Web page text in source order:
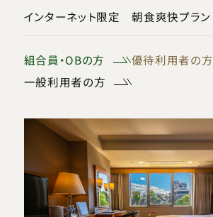
インターネット限定 朝食爽快プラン
組合員・OBの方
優待利用者の方
一般利用者の方